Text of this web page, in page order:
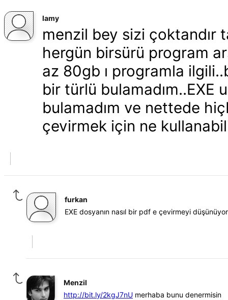
lamy
menzil bey sizi çoktandır
hergün birsürü program
az 80gb ı programla
bir türlü bulamadım..EXE
bulamadım ve nettede
çevirmek için ne
furkan
EXE dosyanın nasıl bir pdf e çevirmeyi
Menzil
http://bit.ly/2kgJ7nU merhaba bunu denermisin